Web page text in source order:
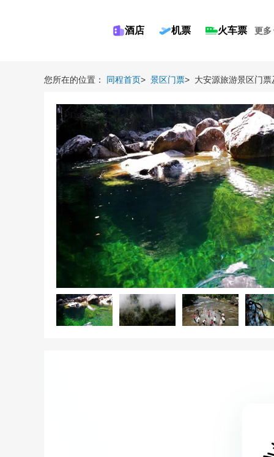
酒店 机票 火车票 更多
您所在的位置： 同程首页> 景区门票> 大安源旅游景区门